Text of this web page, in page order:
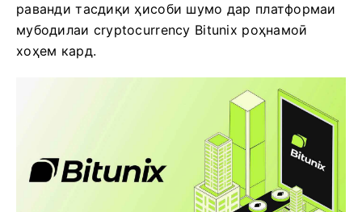
раванди тасдиқи ҳисоби шумо дар платформаи
мубодилаи cryptocurrency Bitunix роҳнамоӣ
хоҳем кард.